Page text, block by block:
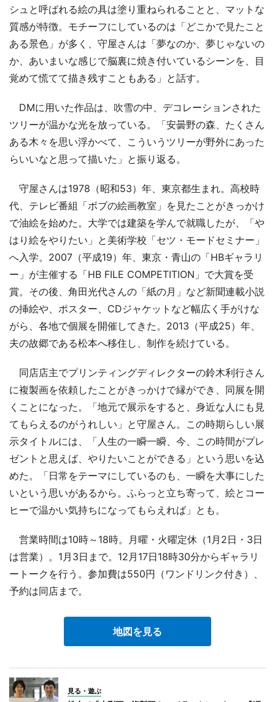
シュと呼ばれる絵の具は塗り重ねられることと、マットな
質感が特徴。モチーフにしているのは「どこかで見たこと
ある景色」が多く、守屋さんは「夢なのか、夢じゃないの
か、あいまいな感じで脳裏に焼き付いているシーンを、目
覚めて慌てて描き残すこともある」と話す。
DMに用いた作品は、吹雪の中、デコレーションされた
ツリーが温かな光を放っている。「安曇野の森、たくさん
ある木々を思い浮かべて、こういうツリーが野外にあった
らいいなと思って描いた」と振り返る。
守屋さんは1978（昭和53）年、東京都生まれ。高校時
代、テレビ番組「ボブの絵画教室」を見たことがきっかけ
で油絵を始めた。大学では建築を学んで就職したが、「や
はり絵をやりたい」と美術学校「セツ・モードセミナー」
へ入学。2007（平成19）年、東京・青山の「HBギャラリ
ー」が主催する「HB FILE COMPETITION」で大賞を受
賞。その後、角田光代さんの「紙の月」など新聞連載小説
の挿絵や、ポスター、CDジャケットなど幅広く手がけな
がら、各地で個展を開催してきた。2013（平成25）年、
夫の故郷である松本へ移住し、制作を続けている。
同店店主でプリンティングディレクターの鈴木利行さん
に複製画を依頼したことがきっかけで縁ができ、同展を開
くことになった。「地元で展示をすると、身近な人にも見
てもらえるのがうれしい」と守屋さん。この時期らしい展
示タイトルには、「人生の一瞬一瞬、今、この時間がプレ
ゼントと思えば、やりたいことができる」という思いを込
めた。「日常をテーマにしているのも、一瞬を大事にした
いという思いがあるから。ふらっと立ち寄って、絵とコー
ヒーで温かい気持ちになってもらえれば」とも。
営業時間は10時～18時。月曜・火曜定休（1月2日・3日
は営業）。1月3日まで。12月17日18時30分からギャラリ
ートークを行う。参加費は550円（ワンドリンク付き）、
予約は同店まで。
地図を見る
見る・遊ぶ